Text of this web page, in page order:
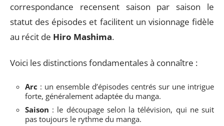
correspondance recensent saison par saison le
statut des épisodes et facilitent un visionnage fidèle
au récit de Hiro Mashima.
Voici les distinctions fondamentales à connaître :
Arc : un ensemble d’épisodes centrés sur une intrigue
forte, généralement adaptée du manga.
Saison : le découpage selon la télévision, qui ne suit
pas toujours le rythme du manga.